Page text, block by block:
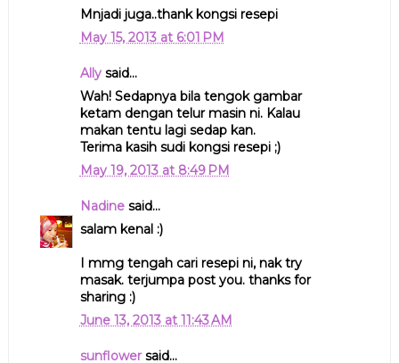
Mnjadi juga..thank kongsi resepi
May 15, 2013 at 6:01 PM
Allysaid...
Wah! Sedapnya bila tengok gambar
ketam dengan telur masin ni. Kalau
makan tentu lagi sedap kan.
Terima kasih sudi kongsi resepi ;)
May 19, 2013 at 8:49 PM
Nadinesaid...
salam kenal :)
I mmg tengah cari resepi ni, nak try
masak. terjumpa post you. thanks for
sharing :)
June 13, 2013 at 11:43 AM
sunflowersaid...